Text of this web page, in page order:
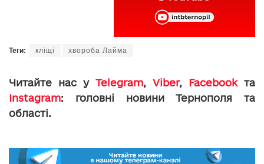
Теги: кліщі хвороба Лайма
Читайте нас у Telegram, Viber, Facebookта
Instagram: головні новини Тернополя та
області.